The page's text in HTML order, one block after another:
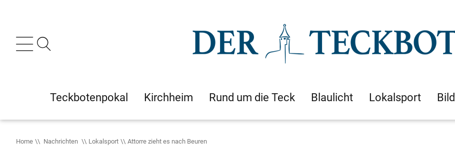
Teckbotenpokal Kirchheim Rund um die Teck Blaulicht Lokalsport
Home Nachrichten Lokalsport Attorre zieht es nach Beuren